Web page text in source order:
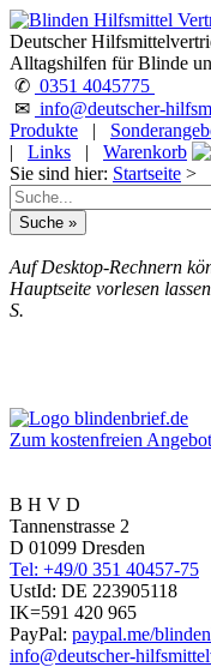
Deutscher
Alltagshilfen für Blinde
✆ 0351 4045775
✉ info@deutscher-
Produkte
|
|
Links |
Warenkorb
Sie sind hier: Startseite
Auf Desktop-Rechnern
Hauptseite vorlesen
S.
Zum kostenfreien
B H V D
Tannenstrasse 2
D 01099 Dresden
Tel: +49/0 351 40457-75
UstId: DE 223905118
IK=591 420 965
PayPal: paypal.me/
info@deutscher-